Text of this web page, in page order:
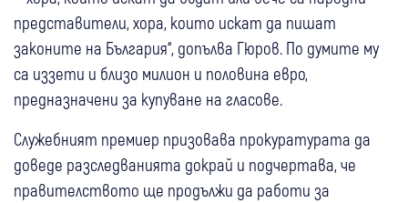
представители, хора, които искат да пишат
законите на България“, допълва Гюров. По думите му
са иззети и близо милион и половина евро,
предназначени за купуване на гласове.
Служебният премиер призовава прокуратурата да
доведе разследванията докрай и подчертава, че
правителството ще продължи да работи за